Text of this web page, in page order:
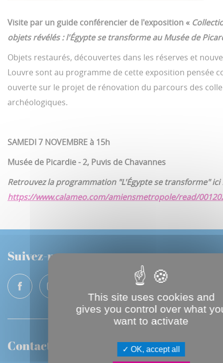
Visite par un guide conférencier de l'exposition «
objets révélés : l'Égypte se transforme au Musée de
Objets restaurés, découvertes dans les réserves et
Louvre sont au programme de cette exposition pensée
ouverte sur le projet de rénovation du parcours des
archéologiques.
SAMEDI 7 NOVEMBRE à 15h
Musée de Picardie - 2, Puvis de Chavannes
Retrouvez la programmation"L'Égypte se transforme"ici
https://www.calameo.com/amiensmetropole/read/
Suivez-nous
Contactez-nous
This site uses cookies and
gives you control over what
want to activate
OK, accept all